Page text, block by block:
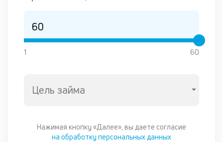
1 60
Цель займа
Нажимая кнопку «Далее», вы даете согласие
на обработку персональных данных